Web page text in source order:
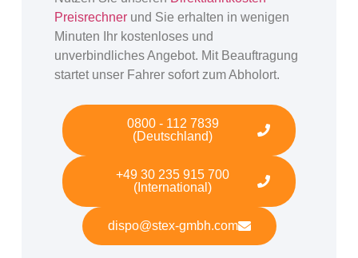
Preisrechner und Sie erhalten in wenigen
Minuten Ihr kostenloses und
unverbindliches Angebot. Mit Beauftragung
startet unser Fahrer sofort zum Abholort.
0800 - 112 7839
(Deutschland)
+49 30 235 915 700
(International)
dispo@stex-gmbh.com